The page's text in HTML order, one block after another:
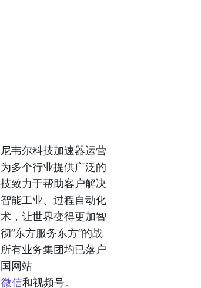
韦尔科技加速器运营
多个行业提供广泛的
致力于帮助客户解决
能工业、过程自动化
，让世界变得更加智
“东方服务东方”的战
有业务集团均已落户
网站
信和视频号。